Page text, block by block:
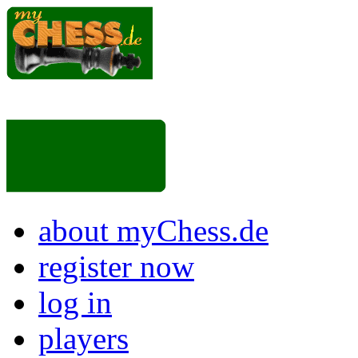
about myChess.de
register now
log in
players